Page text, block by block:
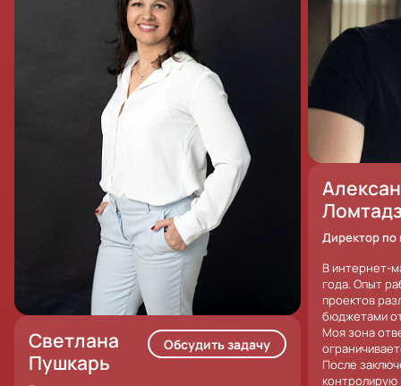
Обсудить задачу
Светлана
Пушкарь
Директор
В интернет-
года. Опыт
проектов
бюджетами
Моя зона
После
контролирую